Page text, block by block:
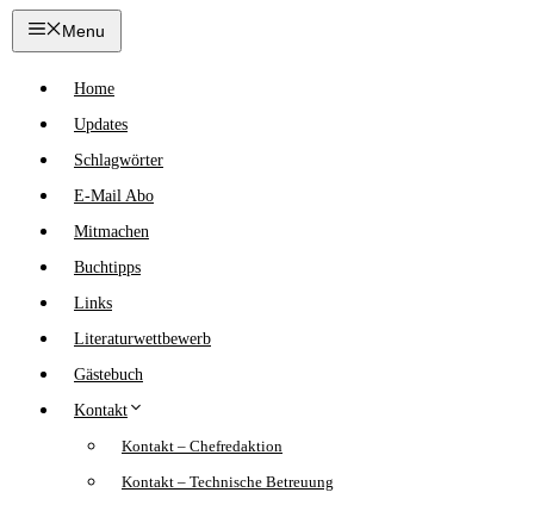
Zum
Inhalt
Menu
Home
Updates
Schlagwörter
E-Mail Abo
Mitmachen
Buchtipps
Links
Literaturwettbewerb
Gästebuch
Kontakt
Kontakt – Chefredaktion
Kontakt – Technische Betreuung